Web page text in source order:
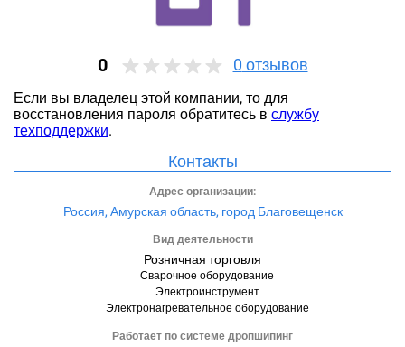
0 0 отзывов
Если вы владелец этой компании, то для
восстановления пароля обратитесь в службу
техподдержки.
Контакты
Адрес организации:
Россия, Амурская область, город Благовещенск
Вид деятельности
Розничная торговля
Сварочное оборудование
Электроинструмент
Электронагревательное оборудование
Работает по системе дропшипинг